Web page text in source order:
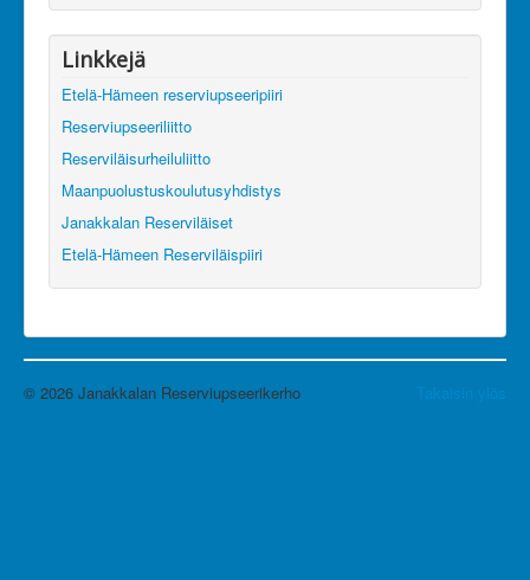
Linkkejä
Etelä-Hämeen reserviupseeripiiri
Reserviupseeriliitto
Reserviläisurheiluliitto
Maanpuolustuskoulutusyhdistys
Janakkalan Reserviläiset
Etelä-Hämeen Reserviläispiiri
© 2026 Janakkalan Reserviupseerikerho